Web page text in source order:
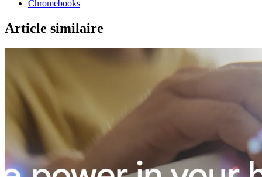
Chromebooks
Article similaire